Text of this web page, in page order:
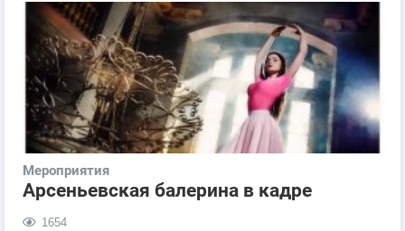
Мероприятия
Арсеньевская балерина в кадре
1654